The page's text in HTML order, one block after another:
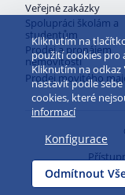
Veřejné zakázky
Spolupráci školám a
studentům
Prodej a pronájem
nemovitostí
Prodej movitého
Kliknutím na
použití cookies pro
Kliknutím na odkaz
nastavit podle
cookies, které
informací
Konfigurace
Odmítnout